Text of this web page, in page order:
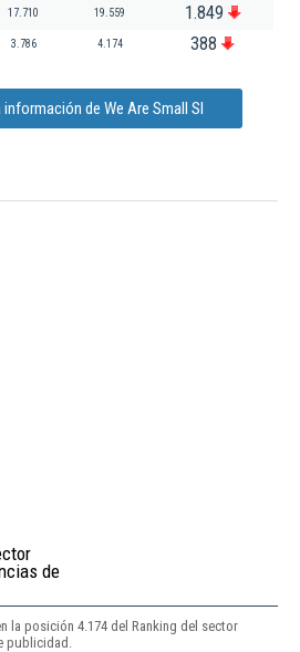
17.710 19.559 1.849
3.786 4.174 388
de We Are Small Sl
de
la posición 4.174 del Ranking del sector
publicidad.